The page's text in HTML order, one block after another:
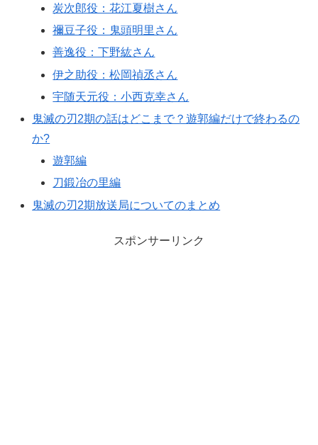
炭次郎役：花江夏樹さん
禰豆子役：鬼頭明里さん
善逸役：下野紘さん
伊之助役：松岡禎丞さん
宇随天元役：小西克幸さん
鬼滅の刃2期の話はどこまで？遊郭編だけで終わるの
か?
遊郭編
刀鍛冶の里編
鬼滅の刃2期放送局についてのまとめ
スポンサーリンク